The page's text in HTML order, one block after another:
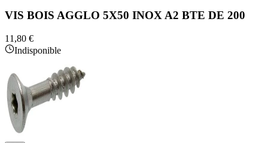
VIS BOIS AGGLO 5X50 INOX A2 BTE DE 200
11,80 €
Indisponible